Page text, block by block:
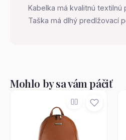
Kabelka má kvalitnú textilnú
Taška má dlhý predlžovací
Mohlo by sa vám páčiť